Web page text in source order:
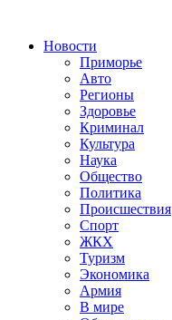
Новости
Приморье
Авто
Регионы
Здоровье
Криминал
Культура
Наука
Общество
Политика
Происшествия
Спорт
ЖКХ
Туризм
Экономика
Армия
В мире